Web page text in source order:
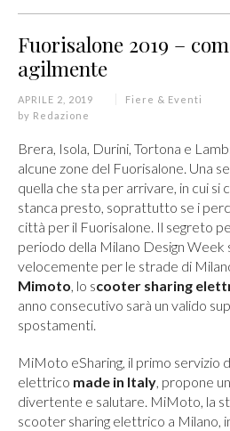
Fuorisalone 2019 –
agilmente
APRILE 2, 2019
Fiere & Eventi
by Redazione
Brera, Isola, Durini, Tortona e
alcune zone del Fuorisalone. Una
quella che sta per arrivare, in cui si
stanca presto, soprattutto se i
città per il Fuorisalone. Il segreto
periodo della Milano Design Week
velocemente per le strade di
Mimoto, lo scooter sharing
anno consecutivo sarà un valido
spostamenti.
MiMoto eSharing, il primo servizio
elettrico made in Italy, propone
divertente e salutare. MiMoto, la
scooter sharing elettrico a Milano,